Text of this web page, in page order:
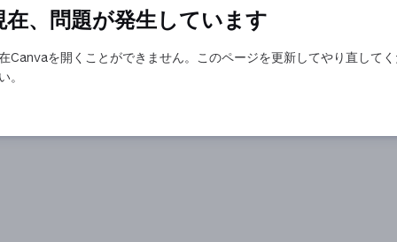
在、問題が発生しています
Canvaを開くことができません。このページを更新してやり直して
。